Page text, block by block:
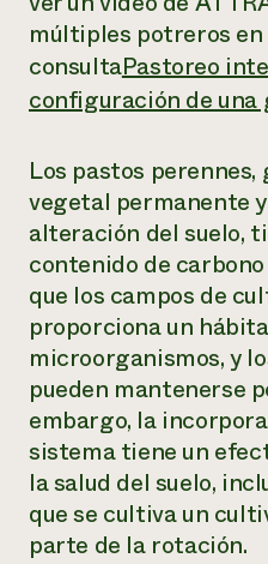
múltiples potreros en
consultaPastoreo
configuración de una
Los pastos
vegetal permanente
alteración del suelo,
contenido de
que los campos de
proporciona un
microorganismos, y
pueden mantenerse
embargo, la
sistema tiene un
la salud del suelo,
que se cultiva un
parte de la rotación.